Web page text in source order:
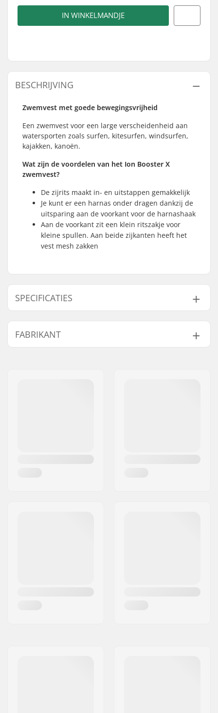
IN WINKELMANDJE
BESCHRIJVING
Zwemvest met goede bewegingsvrijheid
Een zwemvest voor een large verscheidenheid aan
watersporten zoals surfen, kitesurfen, windsurfen,
kajakken, kanoën.
Wat zijn de voordelen van het Ion Booster X
zwemvest?
De zijrits maakt in- en uitstappen gemakkelijk
Je kunt er een harnas onder dragen dankzij de
uitsparing aan de voorkant voor de harnashaak
Aan de voorkant zit een klein ritszakje voor
kleine spullen. Aan beide zijkanten heeft het
vest mesh zakken
SPECIFICATIES
Vest Certificaat:
CE - 50N
FABRIKANT